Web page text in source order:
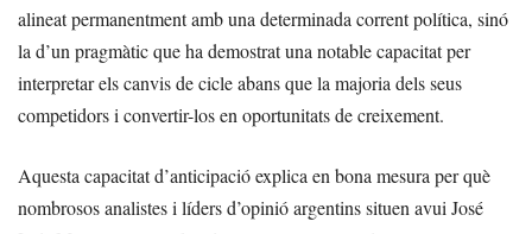
alineat permanentment amb una determinada corrent política, sinó
la d’un pragmàtic que ha demostrat una notable capacitat per
interpretar els canvis de cicle abans que la majoria dels seus
competidors i convertir-los en oportunitats de creixement.
Aquesta capacitat d’anticipació explica en bona mesura per què
nombrosos analistes i líders d’opinió argentins situen avui José